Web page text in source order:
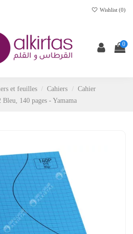
Wishlist (0)
0
et feuilles Cahiers
Cahier
140 pages - Yamama